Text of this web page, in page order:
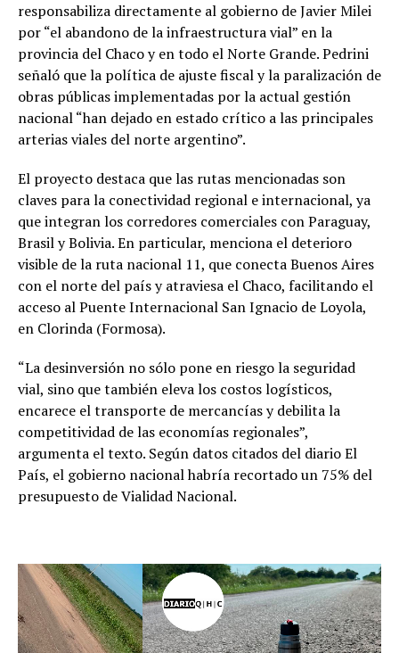
responsabiliza directamente al gobierno de Javier Milei
por “el abandono de la infraestructura vial” en la
provincia del Chaco y en todo el Norte Grande. Pedrini
señaló que la política de ajuste fiscal y la paralización de
obras públicas implementadas por la actual gestión
nacional “han dejado en estado crítico a las principales
arterias viales del norte argentino”.
El proyecto destaca que las rutas mencionadas son
claves para la conectividad regional e internacional, ya
que integran los corredores comerciales con Paraguay,
Brasil y Bolivia. En particular, menciona el deterioro
visible de la ruta nacional 11, que conecta Buenos Aires
con el norte del país y atraviesa el Chaco, facilitando el
acceso al Puente Internacional San Ignacio de Loyola,
en Clorinda (Formosa).
“La desinversión no sólo pone en riesgo la seguridad
vial, sino que también eleva los costos logísticos,
encarece el transporte de mercancías y debilita la
competitividad de las economías regionales”,
argumenta el texto. Según datos citados del diario El
País, el gobierno nacional habría recortado un 75% del
presupuesto de Vialidad Nacional.